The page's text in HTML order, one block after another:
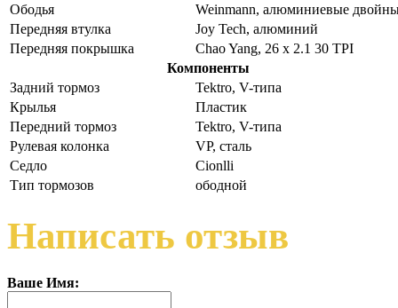
Ободья
Weinmann, алюминиевые
Передняя втулка
Joy Tech, алюминий
Передняя покрышка
Chao Yang, 26 x 2.1 30 TPI
Компоненты
Задний тормоз
Tektro, V-типа
Крылья
Пластик
Передний тормоз
Tektro, V-типа
Рулевая колонка
VP, сталь
Седло
Cionlli
Тип тормозов
ободной
Написать отзыв
Ваше Имя: